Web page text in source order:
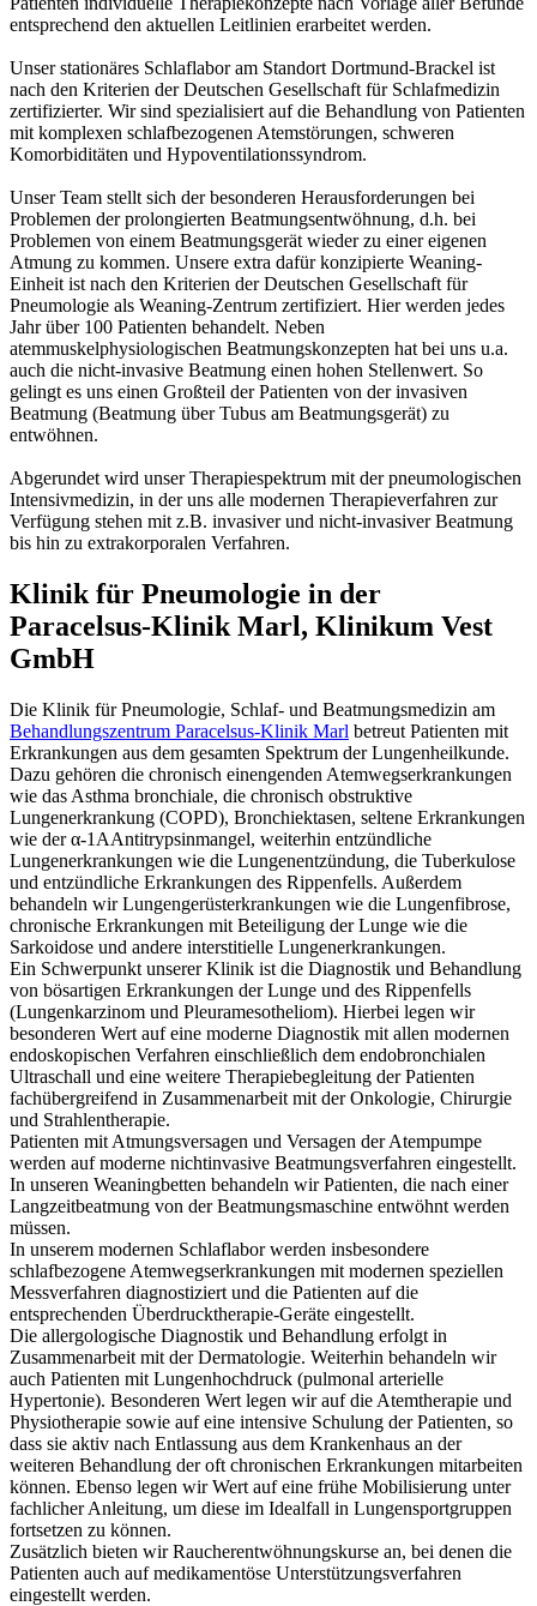
entsprechend den aktuellen Leitlinien erarbeitet werden.
Unser stationäres Schlaflabor am Standort Dortmund-Brackel ist
nach den Kriterien der Deutschen Gesellschaft für Schlafmedizin
zertifizierter. Wir sind spezialisiert auf die Behandlung von Patienten
mit komplexen schlafbezogenen Atemstörungen, schweren
Komorbiditäten und Hypoventilationssyndrom.
Unser Team stellt sich der besonderen Herausforderungen bei
Problemen der prolongierten Beatmungsentwöhnung, d.h. bei
Problemen von einem Beatmungsgerät wieder zu einer eigenen
Atmung zu kommen. Unsere extra dafür konzipierte Weaning-
Einheit ist nach den Kriterien der Deutschen Gesellschaft für
Pneumologie als Weaning-Zentrum zertifiziert. Hier werden jedes
Jahr über 100 Patienten behandelt. Neben
atemmuskelphysiologischen Beatmungskonzepten hat bei uns u.a.
auch die nicht-invasive Beatmung einen hohen Stellenwert. So
gelingt es uns einen Großteil der Patienten von der invasiven
Beatmung (Beatmung über Tubus am Beatmungsgerät) zu
entwöhnen.
Abgerundet wird unser Therapiespektrum mit der pneumologischen
Intensivmedizin, in der uns alle modernen Therapieverfahren zur
Verfügung stehen mit z.B. invasiver und nicht-invasiver Beatmung
bis hin zu extrakorporalen Verfahren.
Klinik für Pneumologie in der
Paracelsus-Klinik Marl, Klinikum Vest
GmbH
Die Klinik für Pneumologie, Schlaf- und Beatmungsmedizin am
Behandlungszentrum Paracelsus-Klinik Marl betreut Patienten mit
Erkrankungen aus dem gesamten Spektrum der Lungenheilkunde.
Dazu gehören die chronisch einengenden Atemwegserkrankungen
wie das Asthma bronchiale, die chronisch obstruktive
Lungenerkrankung (COPD), Bronchiektasen, seltene Erkrankungen
wie der α-1AAntitrypsinmangel, weiterhin entzündliche
Lungenerkrankungen wie die Lungenentzündung, die Tuberkulose
und entzündliche Erkrankungen des Rippenfells. Außerdem
behandeln wir Lungengerüsterkrankungen wie die Lungenfibrose,
chronische Erkrankungen mit Beteiligung der Lunge wie die
Sarkoidose und andere interstitielle Lungenerkrankungen.
Ein Schwerpunkt unserer Klinik ist die Diagnostik und Behandlung
von bösartigen Erkrankungen der Lunge und des Rippenfells
(Lungenkarzinom und Pleuramesotheliom). Hierbei legen wir
besonderen Wert auf eine moderne Diagnostik mit allen modernen
endoskopischen Verfahren einschließlich dem endobronchialen
Ultraschall und eine weitere Therapiebegleitung der Patienten
fachübergreifend in Zusammenarbeit mit der Onkologie, Chirurgie
und Strahlentherapie.
Patienten mit Atmungsversagen und Versagen der Atempumpe
werden auf moderne nichtinvasive Beatmungsverfahren eingestellt.
In unseren Weaningbetten behandeln wir Patienten, die nach einer
Langzeitbeatmung von der Beatmungsmaschine entwöhnt werden
müssen.
In unserem modernen Schlaflabor werden insbesondere
schlafbezogene Atemwegserkrankungen mit modernen speziellen
Messverfahren diagnostiziert und die Patienten auf die
entsprechenden Überdrucktherapie-Geräte eingestellt.
Die allergologische Diagnostik und Behandlung erfolgt in
Zusammenarbeit mit der Dermatologie. Weiterhin behandeln wir
auch Patienten mit Lungenhochdruck (pulmonal arterielle
Hypertonie). Besonderen Wert legen wir auf die Atemtherapie und
Physiotherapie sowie auf eine intensive Schulung der Patienten, so
dass sie aktiv nach Entlassung aus dem Krankenhaus an der
weiteren Behandlung der oft chronischen Erkrankungen mitarbeiten
können. Ebenso legen wir Wert auf eine frühe Mobilisierung unter
fachlicher Anleitung, um diese im Idealfall in Lungensportgruppen
fortsetzen zu können.
Zusätzlich bieten wir Raucherentwöhnungskurse an, bei denen die
Patienten auch auf medikamentöse Unterstützungsverfahren
eingestellt werden.